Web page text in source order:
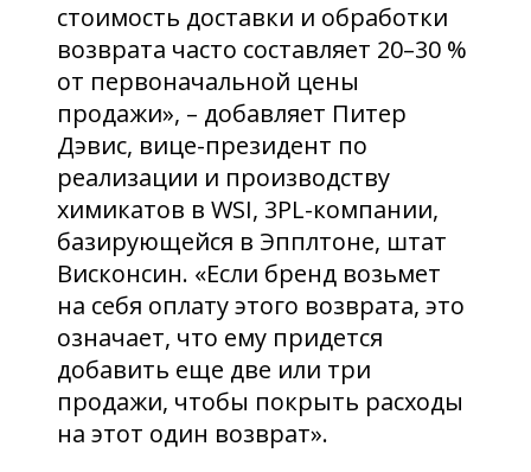
стоимость доставки и обработки
возврата часто составляет 20–30 %
от первоначальной цены
продажи», – добавляет Питер
Дэвис, вице-президент по
реализации и производству
химикатов в WSI, 3PL-компании,
базирующейся в Эпплтоне, штат
Висконсин. «Если бренд возьмет
на себя оплату этого возврата, это
означает, что ему придется
добавить еще две или три
продажи, чтобы покрыть расходы
на этот один возврат».